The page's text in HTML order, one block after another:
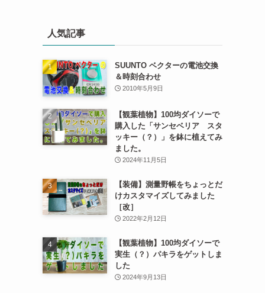
人気記事
SUUNTO ベクターの電池交換
＆時刻合わせ
2010年5月9日
【観葉植物】100均ダイソーで
購入した「サンセベリア スタ
ッキー（？）」を鉢に植えてみ
ました。
2024年11月5日
【装備】測量野帳をちょっとだ
けカスタマイズしてみました
［改］
2022年2月12日
【観葉植物】100均ダイソーで
実生（？）パキラをゲットしま
した
2024年9月13日